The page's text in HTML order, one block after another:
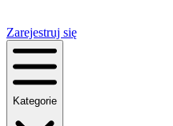
Zarejestruj się
Kategorie